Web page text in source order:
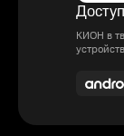
КИОН в